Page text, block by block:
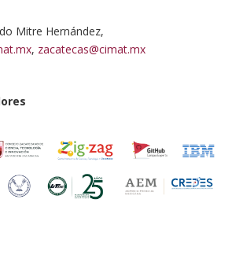
Mitre Hernández,
, zacatecas@cimat.mx